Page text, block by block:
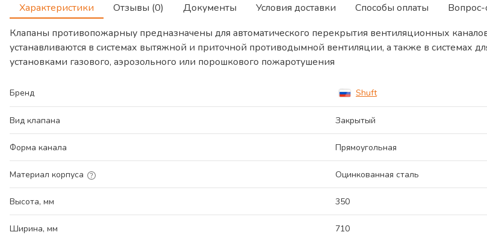
Характеристики Отзывы (0) Документы Условия доставки Способы оплаты
Вопрос-
Клапаны противопожарныу предназначены для автоматического перекрытия вентиляционных
устанавливаются в системах вытяжной и приточной противодымной вентиляции, а также в
установками газового, аэрозольного или порошкового пожаротушения
Бренд Shuft
Вид клапана Закрытый
Форма канала Прямоугольная
Материал корпуса Оцинкованная сталь
Высота, мм 350
Ширина, мм 710